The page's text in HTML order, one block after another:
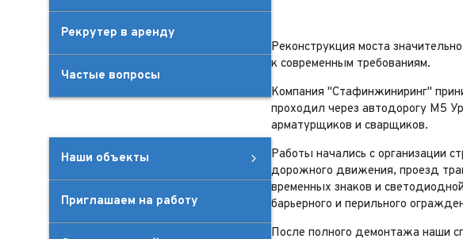
Рекрутер в аренду
Частые вопросы
Наши объекты
Приглашаем на работу
Реконструкция моста
к современным требованиям.
Компания "Стафинжиниринг"
проходил через автодорогу М5
арматурщиков и сварщиков.
Работы начались с организации
дорожного движения, проезд
временных знаков и
барьерного и перильного
После полного демонтажа наши